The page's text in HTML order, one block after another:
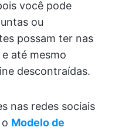
você pode
ou
possam ter nas
até mesmo
descontraídas.
nas redes sociais
Modelo de